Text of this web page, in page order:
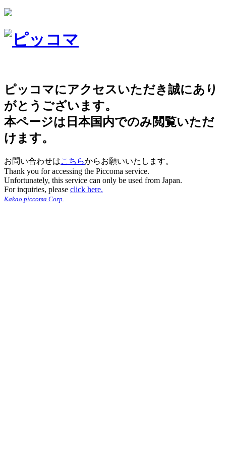
ピッコマにアクセスいただき誠にあり
がとうございます。
本ページは日本国内でのみ閲覧いただ
けます。
お問い合わせはこちらからお願いいたします。
Thank you for accessing the Piccoma service.
Unfortunately, this service can only be used from Japan.
For inquiries, please click here.
Kakao piccoma Corp.